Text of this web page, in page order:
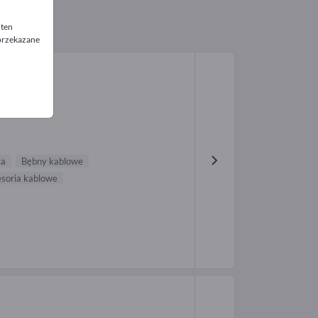
Bębny kablowe
kablowe